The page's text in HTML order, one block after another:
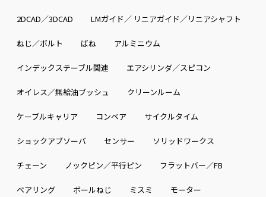
2DCAD／3DCAD LMガイド／ リニアガイド／リニアシャフト
ねじ／ボルト ばね アルミニウム
インデックステーブル関連 エアシリンダ／スピコン
オイレス／無給油ブッシュ クリーンルーム
ケーブルキャリア コンベア サイクルタイム
ショックアブソーバ センサー ソリッドワークス
チェーン ノックピン／平行ピン フラットバー／FB
ベアリング ボールねじ ミスミ モーター